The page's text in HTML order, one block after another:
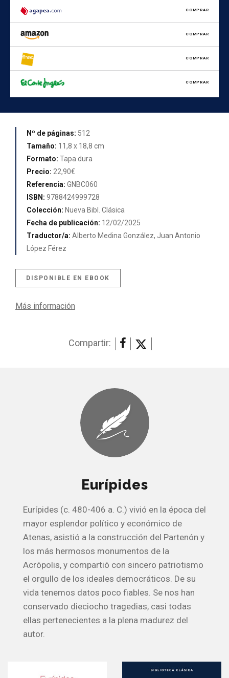
COMPRAR
COMPRAR
COMPRAR
COMPRAR
Nº de páginas: 512
Tamaño: 11,8 x 18,8 cm
Formato: Tapa dura
Precio: 22,90€
Referencia: GNBC060
ISBN: 9788424999728
Colección: Nueva Bibl. Clásica
Fecha de publicación: 12/02/2025
Traductor/a: Alberto Medina González, Juan Antonio
López Férez
DISPONIBLE EN EBOOK
Más información
Compartir:
Eurípides
Eurípides (c. 480-406 a. C.) vivió en la época del
mayor esplendor político y económico de
Atenas, asistió a la construcción del Partenón y
los más hermosos monumentos de la
Acrópolis, y compartió con sincero patriotismo
el orgullo de los ideales democráticos. De su
vida tenemos datos poco fiables. Se nos han
conservado dieciocho tragedias, casi todas
ellas pertenecientes a la plena madurez del
autor.